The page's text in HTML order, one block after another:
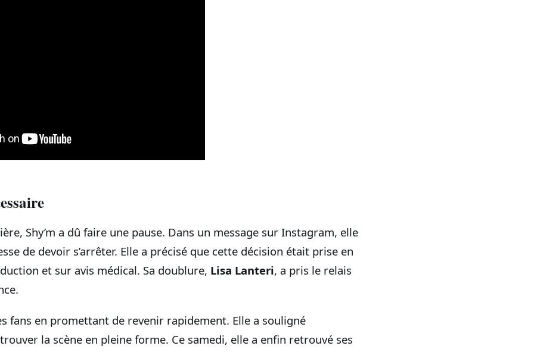
Shy’m a dû faire une pause. Dans un message sur Instagram, elle
de devoir s’arrêter. Elle a précisé que cette décision était prise en
et sur avis médical. Sa doublure, Lisa Lanteri, a pris le relais
fans en promettant de revenir rapidement. Elle a souligné
la scène en pleine forme. Ce samedi, elle a enfin retrouvé ses